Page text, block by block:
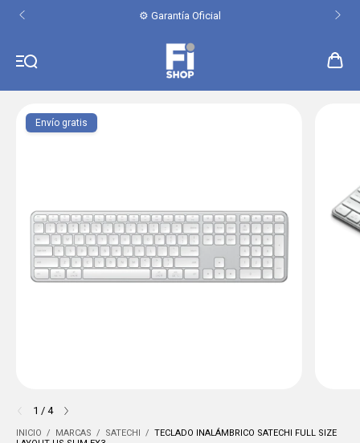
⚙️ Garantía Oficial
Envío gratis
1 / 4
INICIO / MARCAS / SATECHI / TECLADO INALÁMBRICO SATECHI FULL SIZE